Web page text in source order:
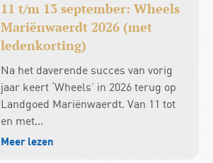
11 t/m 13 september: Wheels
Mariënwaerdt 2026 (met
ledenkorting)
Na het daverende succes van vorig
jaar keert ‘Wheels’ in 2026 terug op
Landgoed Mariënwaerdt. Van 11 tot
en met...
Meer lezen